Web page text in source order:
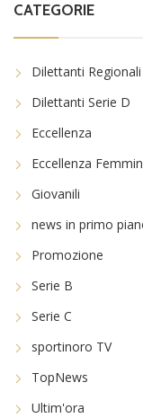
CATEGORIE
Dilettanti Regionali
Dilettanti Serie D
Eccellenza
Eccellenza
Giovanili
news in primo
Promozione
Serie B
Serie C
sportinoro TV
TopNews
Ultim'ora